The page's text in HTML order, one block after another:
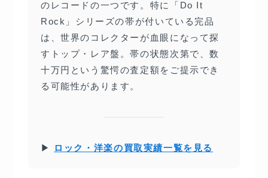
のレコードの一つです。特に「Do It
Rock」シリーズの帯が付いている完品
は、世界のコレクターが血眼になって探
すトップ・レア盤。帯の状態次第で、数
十万円という驚愕の査定額をご提示でき
る可能性があります。
▶ ロック・洋楽の買取実績一覧を見る